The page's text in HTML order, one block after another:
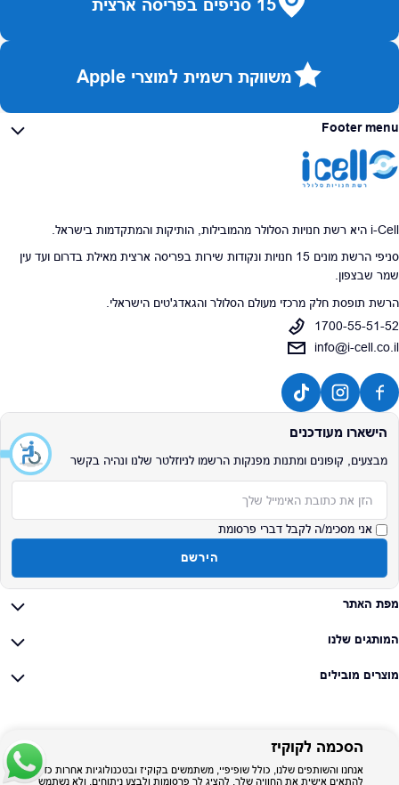
15 סניפים בפריסה ארצית
משווקת רשמית למוצרי Apple
Footer menu
i-Cell היא רשת חנויות הסלולר מהמובילות, הותיקות והמתקדמות בישראל.
סניפי הרשת מונים 15 חנויות ונקודות שירות בפריסה ארצית מאילת בדרום ועד עין
שמר שבצפון.
הרשת תופסת חלק מרכזי מעולם הסלולר והגאדג'טים הישראלי.
1700-55-51-52
info@i-cell.co.il
הישארו מעודכנים
מבצעים, קופונים ומתנות מפנקות הרשמו לניוזלטר שלנו ונהיה בקשר
אני מסכימ/ה לקבל דברי פרסומת
הירשם
מפת האתר
המותגים שלנו
מוצרים מובילים
הסכמה לקוקיז
אנחנו והשותפים שלנו, כולל שופיפיי, משתמשים בקוקיז ובטכנולוגיות אחרות כדי
להתאים אישית את החוויה שלך, להציג לך פרסומות ולבצע ניתוחים, ולא נשתמש